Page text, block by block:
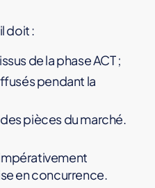
doit :
de la phase ACT ;
pendant la
pièces du marché.
en concurrence.